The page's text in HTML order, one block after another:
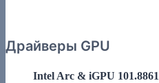
Драйверы GPU
Intel Arc & iGPU